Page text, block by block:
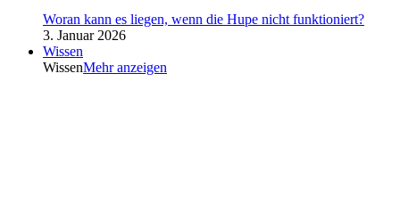
Woran kann es liegen, wenn die Hupe nicht funktioniert?
3. Januar 2026
Wissen
WissenMehr anzeigen